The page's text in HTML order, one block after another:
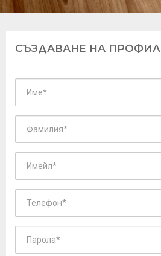
СЪЗДАВАНЕ НА ПРОФИЛ